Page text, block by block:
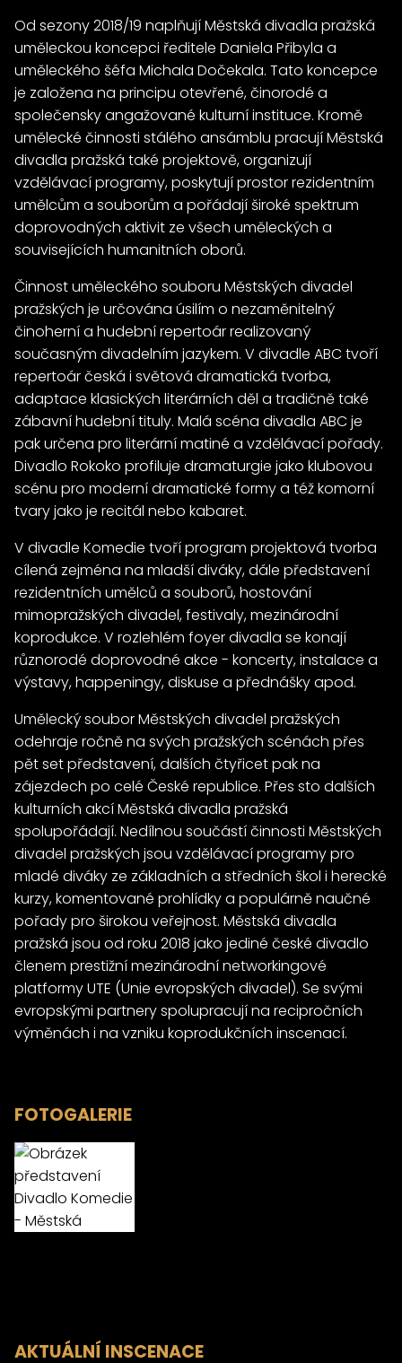
Od sezony 2018/19 naplňují Městská divadla pražská
uměleckou koncepci ředitele Daniela Přibyla a
uměleckého šéfa Michala Dočekala. Tato koncepce
je založena na principu otevřené, činorodé a
společensky angažované kulturní instituce. Kromě
umělecké činnosti stálého ansámblu pracují Městská
divadla pražská také projektově, organizují
vzdělávací programy, poskytují prostor rezidentním
umělcům a souborům a pořádají široké spektrum
doprovodných aktivit ze všech uměleckých a
souvisejících humanitních oborů.
Činnost uměleckého souboru Městských divadel
pražských je určována úsilím o nezaměnitelný
činoherní a hudební repertoár realizovaný
současným divadelním jazykem. V divadle ABC tvoří
repertoár česká i světová dramatická tvorba,
adaptace klasických literárních děl a tradičně také
zábavní hudební tituly. Malá scéna divadla ABC je
pak určena pro literární matiné a vzdělávací pořady.
Divadlo Rokoko profiluje dramaturgie jako klubovou
scénu pro moderní dramatické formy a též komorní
tvary jako je recitál nebo kabaret.
V divadle Komedie tvoří program projektová tvorba
cílená zejména na mladší diváky, dále představení
rezidentních umělců a souborů, hostování
mimopražských divadel, festivaly, mezinárodní
koprodukce. V rozlehlém foyer divadla se konají
různorodé doprovodné akce - koncerty, instalace a
výstavy, happeningy, diskuse a přednášky apod.
Umělecký soubor Městských divadel pražských
odehraje ročně na svých pražských scénách přes
pět set představení, dalších čtyřicet pak na
zájezdech po celé České republice. Přes sto dalších
kulturních akcí Městská divadla pražská
spolupořádají. Nedílnou součástí činnosti Městských
divadel pražských jsou vzdělávací programy pro
mladé diváky ze základních a středních škol i herecké
kurzy, komentované prohlídky a populárně naučné
pořady pro širokou veřejnost. Městská divadla
pražská jsou od roku 2018 jako jediné české divadlo
členem prestižní mezinárodní networkingové
platformy UTE (Unie evropských divadel). Se svými
evropskými partnery spolupracují na recipročních
výměnách i na vzniku koprodukčních inscenací.
FOTOGALERIE
AKTUÁLNÍ INSCENACE